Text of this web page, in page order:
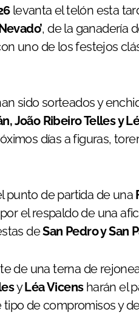
levanta el telón esta
, de la ganadería
uno de los festejos
sido sorteados y
João Ribeiro Telles y
días a figuras,
punto de partida de una
el respaldo de una
deSan Pedro y San
de una terna de
yLéa Vicensharán el
de compromisos y